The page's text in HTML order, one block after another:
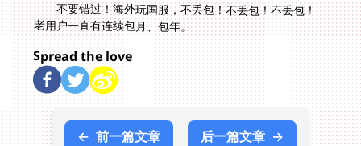
不要错过！海外玩国服，不丢包！不丢包！不丢包！
老用户一直有连续包月、包年。
Spread the love
← 前一篇文章 后一篇文章 →